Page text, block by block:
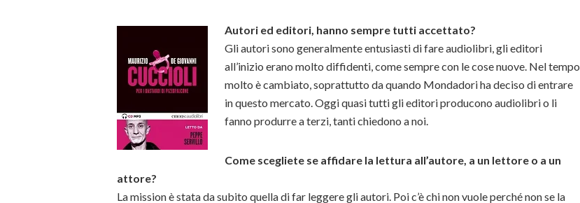
Autori ed editori, hanno sempre tutti accettato?
Gli autori sono generalmente entusiasti di fare audiolibri, gli editori
all’inizio erano molto diffidenti, come sempre con le cose nuove. Nel tempo
molto è cambiato, soprattutto da quando Mondadori ha deciso di entrare
in questo mercato. Oggi quasi tutti gli editori producono audiolibri o li
fanno produrre a terzi, tanti chiedono a noi.
Come scegliete se affidare la lettura all’autore, a un lettore o a un
attore?
La mission è stata da subito quella di far leggere gli autori. Poi c’è chi non vuole perché non se la